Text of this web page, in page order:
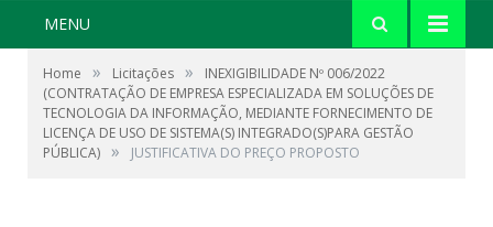
MENU
Home » Licitações »
INEXIGIBILIDADE Nº 006/2022
(CONTRATAÇÃO DE EMPRESA ESPECIALIZADA EM SOLUÇÕES DE
TECNOLOGIA DA INFORMAÇÃO, MEDIANTE FORNECIMENTO DE
LICENÇA DE USO DE SISTEMA(S) INTEGRADO(S)PARA GESTÃO
PÚBLICA) » JUSTIFICATIVA DO PREÇO PROPOSTO